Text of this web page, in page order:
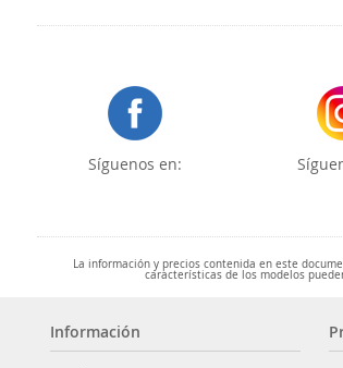
Síguenos en:
La información y precios contenida en este
características de los modelos
Información